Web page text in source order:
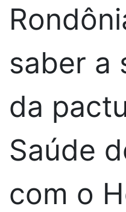
saber a
da
Saúde
com o